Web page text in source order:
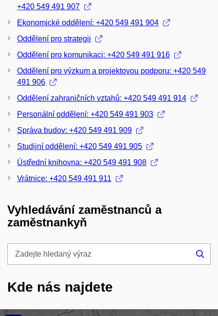
+420 549 491 907
Ekonomické oddělení: +420 549 491 904
Oddělení pro strategii
Oddělení pro komunikaci: +420 549 491 916
Oddělení pro výzkum a projektovou podporu: +420 549
491 906
Oddělení zahraničních vztahů: +420 549 491 914
Personální oddělení: +420 549 491 903
Správa budov: +420 549 491 909
Studijní oddělení: +420 549 491 905
Ústřední knihovna: +420 549 491 908
Vrátnice: +420 549 491 911
Vyhledávání zaměstnanců a
zaměstnankyň
hledaný
Kde nás najdete